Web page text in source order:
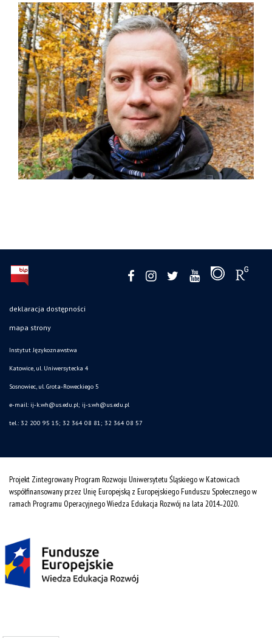
deklaracja dostępności
mapa strony
Instytut Językoznawstwa
Katowice, ul. Uniwersytecka 4
Sosnowiec, ul. Grota-Roweckiego 5
e-mail: ij-k.wh@us.edu.pl; ij-s.wh@us.edu.pl
tel.: 32 200 95 15; 32 364 08 81; 32 364 08 57
Projekt Zintegrowany Program Rozwoju Uniwersytetu Śląskiego w Katowicach
współfinansowany przez Unię Europejską z Europejskiego Funduszu Społecznego w
ramach Programu Operacyjnego Wiedza Edukacja Rozwój na lata 2014˗2020.